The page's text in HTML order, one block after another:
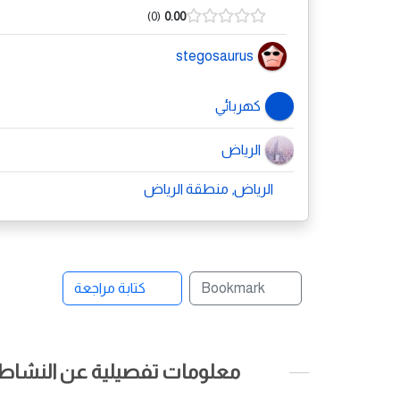
0.00
0
stegosaurus
كهربائي
الرياض
الرياض, منطقة الرياض
Bookmark كتابة مراجعة
معلومات تفصيلية عن النشاط